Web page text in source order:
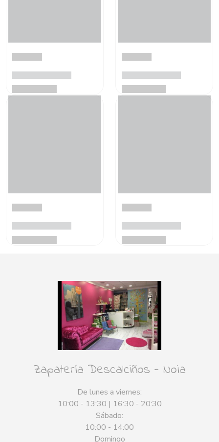
Zapatería Descalciños - Noia
De lunes a viernes:
10:00 - 13:30 | 16:30 - 20:30
Sábado:
10:00 - 14:00
Domingo